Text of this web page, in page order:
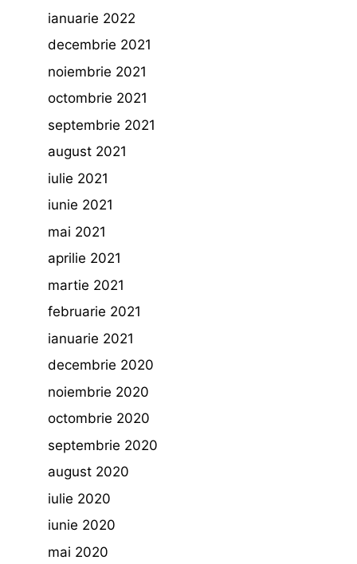
ianuarie 2022
decembrie 2021
noiembrie 2021
octombrie 2021
septembrie 2021
august 2021
iulie 2021
iunie 2021
mai 2021
aprilie 2021
martie 2021
februarie 2021
ianuarie 2021
decembrie 2020
noiembrie 2020
octombrie 2020
septembrie 2020
august 2020
iulie 2020
iunie 2020
mai 2020